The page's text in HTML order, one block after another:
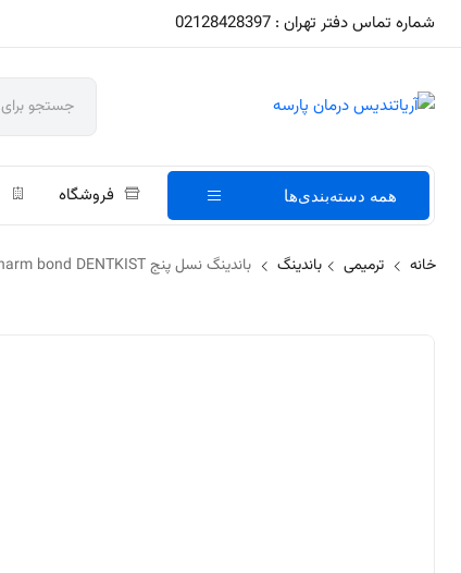
شماره تماس دفتر تهران : 02128428397
همه دسته‌بندی‌ها فروشگاه
خانه ترمیمی باندینگ باندینگ نسل پنج Charm bond DENTKIST